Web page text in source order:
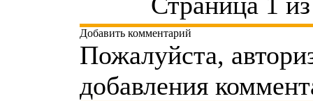
Добавить комментарий
Пожалуйста,
добавления